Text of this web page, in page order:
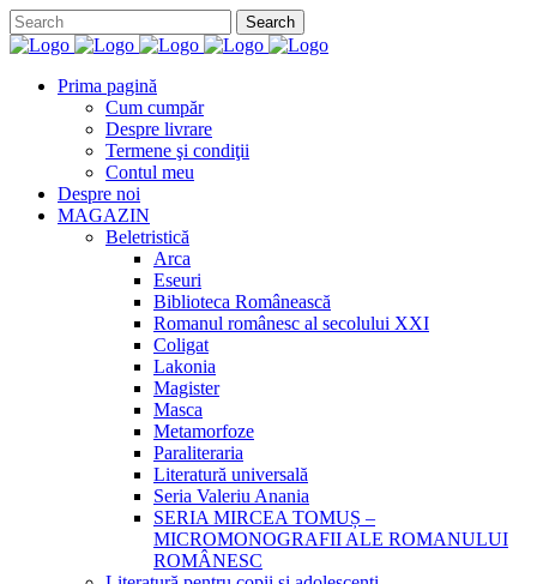
Prima pagină
Cum cumpăr
Despre livrare
Termene şi condiţii
Contul meu
Despre noi
MAGAZIN
Beletristică
Arca
Eseuri
Biblioteca Românească
Romanul românesc al secolului XXI
Coligat
Lakonia
Magister
Masca
Metamorfoze
Paraliteraria
Literatură universală
Seria Valeriu Anania
SERIA MIRCEA TOMUȘ –
MICROMONOGRAFII ALE ROMANULUI
ROMÂNESC